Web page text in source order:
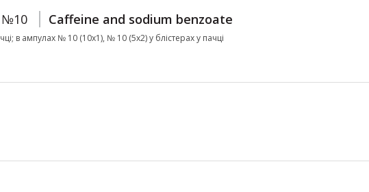
№10 Caffeine and sodium benzoate
в ампулах № 10 (10х1), № 10 (5х2) у блістерах у пачці